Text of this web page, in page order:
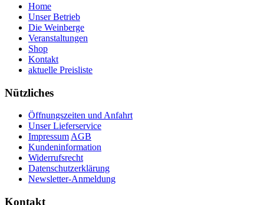
Home
Unser Betrieb
Die Weinberge
Veranstaltungen
Shop
Kontakt
aktuelle Preisliste
Nützliches
Öffnungszeiten und Anfahrt
Unser Lieferservice
Impressum AGB
Kundeninformation
Widerrufsrecht
Datenschutzerklärung
Newsletter-Anmeldung
Kontakt